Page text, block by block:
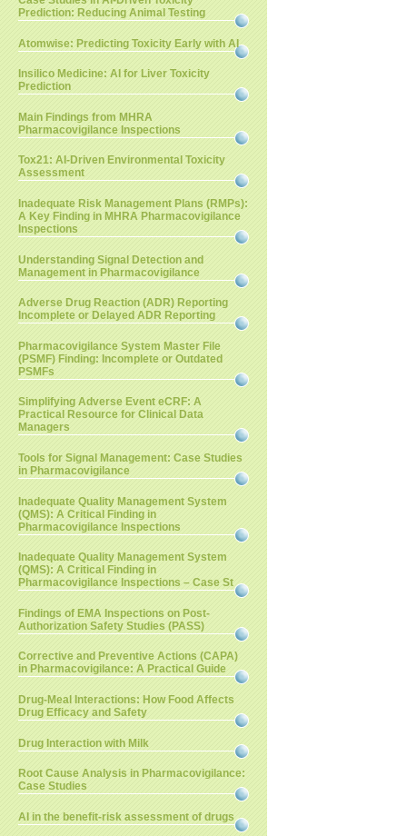
Prediction: Reducing Animal Testing
Atomwise: Predicting Toxicity Early with AI
Insilico Medicine: AI for Liver Toxicity
Prediction
Main Findings from MHRA
Pharmacovigilance Inspections
Tox21: AI-Driven Environmental Toxicity
Assessment
Inadequate Risk Management Plans (RMPs):
A Key Finding in MHRA Pharmacovigilance
Inspections
Understanding Signal Detection and
Management in Pharmacovigilance
Adverse Drug Reaction (ADR) Reporting
Incomplete or Delayed ADR Reporting
Pharmacovigilance System Master File
(PSMF) Finding: Incomplete or Outdated
PSMFs
Simplifying Adverse Event eCRF: A
Practical Resource for Clinical Data
Managers
Tools for Signal Management: Case Studies
in Pharmacovigilance
Inadequate Quality Management System
(QMS): A Critical Finding in
Pharmacovigilance Inspections
Inadequate Quality Management System
(QMS): A Critical Finding in
Pharmacovigilance Inspections – Case St
Findings of EMA Inspections on Post-
Authorization Safety Studies (PASS)
Corrective and Preventive Actions (CAPA)
in Pharmacovigilance: A Practical Guide
Drug-Meal Interactions: How Food Affects
Drug Efficacy and Safety
Drug Interaction with Milk
Root Cause Analysis in Pharmacovigilance:
Case Studies
AI in the benefit-risk assessment of drugs